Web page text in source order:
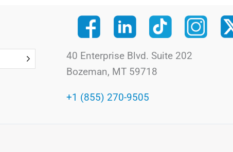
40 Enterprise Blvd. Suite 202
Bozeman, MT 59718
+1 (855) 270-9505